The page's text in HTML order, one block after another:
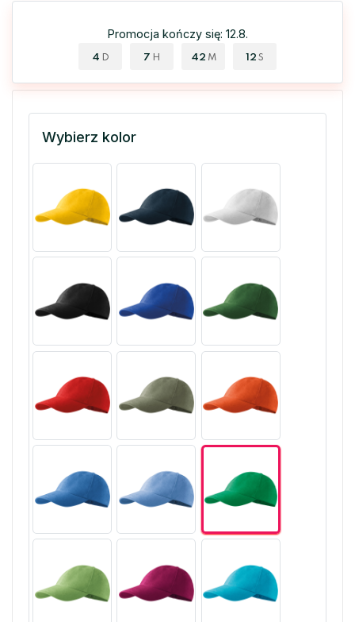
Promocja kończy się: 12.8.
4 D 7 H 42 M 12 S
Wybierz kolor